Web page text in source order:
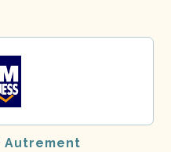
Autrement